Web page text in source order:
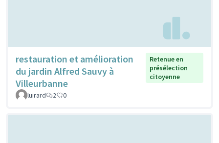
restauration et amélioration
du jardin Alfred Sauvy à
Villeurbanne
Retenue en
présélection
citoyenne
luirard 2 0